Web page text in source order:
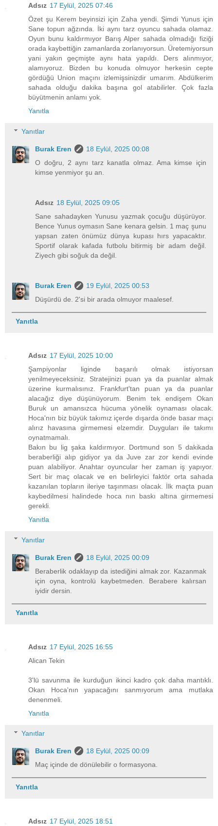
Adsız 17 Eylül, 2025 07:46
Özet şu Kerem beyinsizi için Zaha yendi. Şimdi Yunus için
Sane topun ağzında. İki aynı tarz oyuncu sahada olamaz.
Oyun bunu kaldırmıyor Barış Alper sahada olmadığı fiziği
orada kaybettiğin zamanlarda zorlanıyorsun. Üretemiyorsun
yani yakın geçmişte aynı hata yapıldı. Ders alınmıyor,
alamıyoruz. Bizden bu konuda olmuyor herkesin cepte
gördüğü Union maçını izlemişsinizdir umarım. Abdülkerim
sahada olduğu dakika başına gol atabilirler. Çok fazla
büyütmenin anlamı yok.
Yanıtla
Yanıtlar
Burak Eren
18 Eylül, 2025 00:08
O doğru, 2 aynı tarz kanatla olmaz. Ama kimse için
kimse yenmiyor şu an.
Adsız 18 Eylül, 2025 09:05
Sane sahadayken Yunusu yazmak çocuğu düşürüyor.
Bence Yunus oymasın Sane kenara gelsin. 1 maç şunu
yapsan zaten önümüz dünya kupası hırs yapacaktır.
Sportif olarak kafada futbolu bitirmiş bir adam değil.
Ziyech gibi soğuk da değil.
Burak Eren
19 Eylül, 2025 00:53
Düşürdü de. 2'si bir arada olmuyor maalesef.
Yanıtla
Adsız 17 Eylül, 2025 10:00
Şampiyonlar liginde başarılı olmak istiyorsan
yenilmeyeceksiniz. Stratejinizi puan ya da puanlar almak
üzerine kurmalısınız. Frankfurt'tan puan ya da puanlar
alacağız diye düşünüyorum. Benim tek endişem Okan
Buruk un amansızca hücuma yönelik oynaması olacak.
Hoca'nın biz büyük takımız içerde dışarda önde basar maçı
alırız havasına girmemesi elzemdir. Duyguları ile takımı
oynatmamalı.
Bakın bu lig şaka kaldırmıyor. Dortmund son 5 dakikada
beraberliği alıp gidiyor ya da Juve zar zor kendi evinde
puan alabiliyor. Anahtar oyuncular her zaman iş yapıyor.
Sert bir maç olacak ve en belirleyici faktör orta sahada
kazanılan topların ileriye taşınması olacak. İlk maçta puan
kaybedilmesi halindede hoca nın baskı altına girmemesi
gerekli.
Yanıtla
Yanıtlar
Burak Eren
18 Eylül, 2025 00:09
Beraberlik odaklayıp da istediğini almak zor. Kazanmak
için oyna, kontrolü kaybetmeden. Berabere kalırsan
iyidir dersin.
Yanıtla
Adsız 17 Eylül, 2025 16:55
Alican Tekin
3'lü savunma ile kurduğun ikinci kadro çok daha mantıklı.
Okan Hoca'nın yapacağını sanmıyorum ama mutlaka
denenmeli.
Yanıtla
Yanıtlar
Burak Eren
18 Eylül, 2025 00:09
Maç içinde de dönülebilir o formasyona.
Yanıtla
Adsız 17 Eylül, 2025 18:51